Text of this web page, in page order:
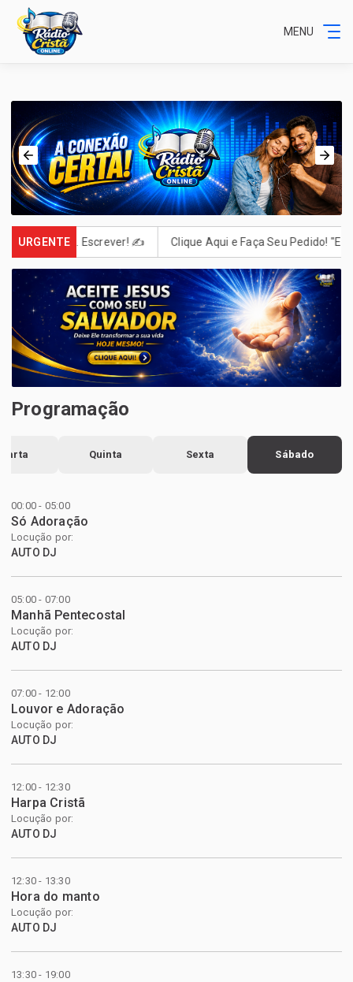
MENU
URGENTE
Para Deus. Escrever! ✍️ Clique Aqui e Faça Seu Pedido! "E
Programação
Quinta Sexta Sábado
00:00 - 05:00
Só Adoração
Locução por:
AUTO DJ
05:00 - 07:00
Manhã Pentecostal
Locução por:
AUTO DJ
07:00 - 12:00
Louvor e Adoração
Locução por:
AUTO DJ
12:00 - 12:30
Harpa Cristã
Locução por:
AUTO DJ
12:30 - 13:30
Hora do manto
Locução por:
AUTO DJ
13:30 - 19:00